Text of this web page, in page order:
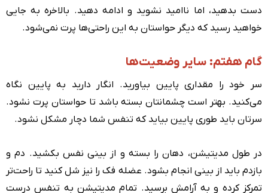
دست بدهید، اما ناامید نشوید و ادامه دهید. بالاخره به جایی
خواهید رسید که دیگر حواستان به این راحتی‌ها پرت نمی‌شود.
گام هفتم: سایر وضعیت‌ها
سر خود را مقداری پایین بیاورید. انگار دارید به پایین نگاه
می‌کنید. بهتر است چشمانتان بسته باشد تا حواستان پرت نشود.
سرتان باید طوری پایین بیاید که تنفس شما دچار مشکل نشود.
در طول مدیتیشن، دهان را بسته و از بینی نفس بکشید. دم و
بازدم باید از بینی انجام بشود. عضله فک را نیز شل کنید تا راحت‌تر
تمرکز کرده و به آرامش برسید. تمام مدیتیشن به تنفس درست